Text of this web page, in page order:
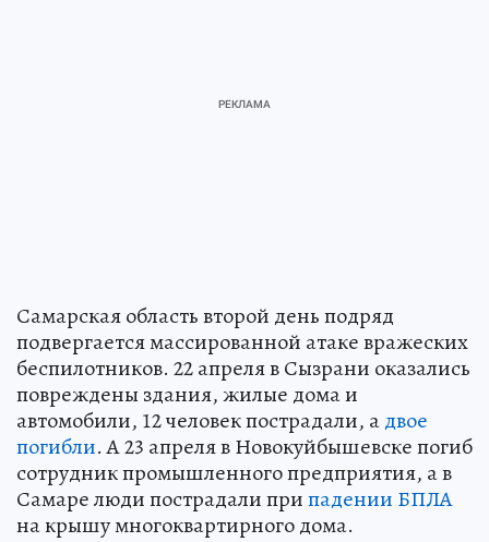
Самарская область второй день подряд
подвергается массированной атаке вражеских
беспилотников. 22 апреля в Сызрани оказались
повреждены здания, жилые дома и
автомобили, 12 человек пострадали, адвое
погибли. А 23 апреля в Новокуйбышевске погиб
сотрудник промышленного предприятия, а в
Самаре люди пострадали припадении БПЛА
на крышу многоквартирного дома.